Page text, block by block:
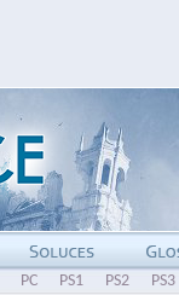
PC PS1 PS2 PS3